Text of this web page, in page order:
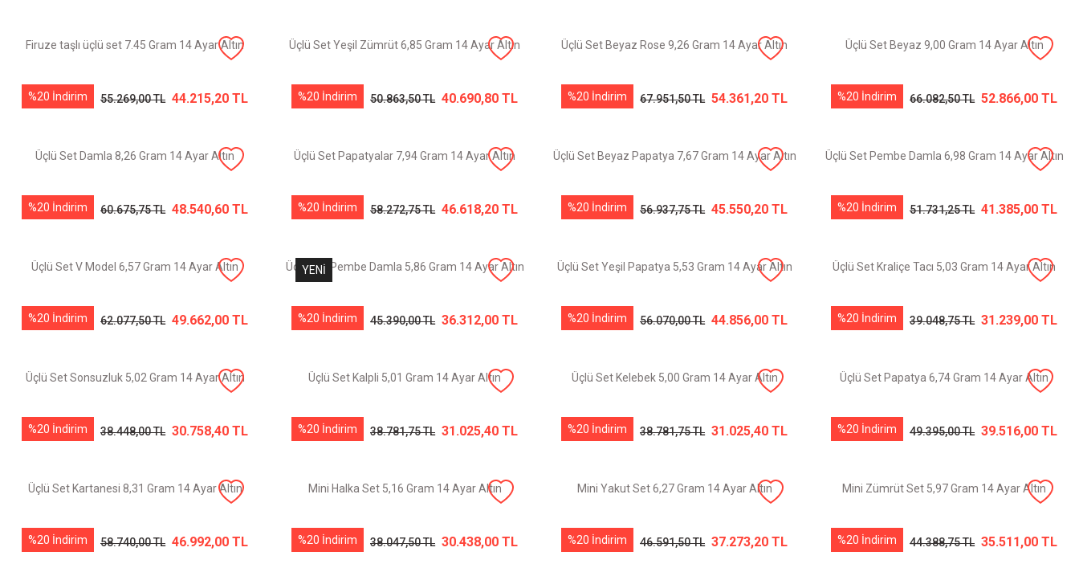
Firuze taşlı üçlü set 7.45 Gram 14 Ayar Altın
%20 İndirim 55.269,00 TL 44.215,20 TL
Üçlü Set Yeşil Zümrüt 6,85 Gram 14 Ayar Altın
%20 İndirim 50.863,50 TL 40.690,80 TL
Üçlü Set Beyaz Rose 9,26 Gram 14 Ayar Altın
%20 İndirim 67.951,50 TL 54.361,20 TL
Üçlü Set Beyaz 9,00 Gram 14 Ayar Altın
%20 İndirim 66.082,50 TL 52.866,00 TL
Üçlü Set Damla 8,26 Gram 14 Ayar Altın
%20 İndirim 60.675,75 TL 48.540,60 TL
Üçlü Set Papatyalar 7,94 Gram 14 Ayar Altın
%20 İndirim 58.272,75 TL 46.618,20 TL
Üçlü Set Beyaz Papatya 7,67 Gram 14 Ayar Altın
%20 İndirim 56.937,75 TL 45.550,20 TL
Üçlü Set Pembe Damla 6,98 Gram 14 Ayar Altın
%20 İndirim 51.731,25 TL 41.385,00 TL
Üçlü Set V Model 6,57 Gram 14 Ayar Altın
%20 İndirim 62.077,50 TL 49.662,00 TL
YENİ
Üçlü Set Pembe Damla 5,86 Gram 14 Ayar Altın
%20 İndirim 45.390,00 TL 36.312,00 TL
Üçlü Set Yeşil Papatya 5,53 Gram 14 Ayar Altın
%20 İndirim 56.070,00 TL 44.856,00 TL
Üçlü Set Kraliçe Tacı 5,03 Gram 14 Ayar Altın
%20 İndirim 39.048,75 TL 31.239,00 TL
Üçlü Set Sonsuzluk 5,02 Gram 14 Ayar Altın
%20 İndirim 38.448,00 TL 30.758,40 TL
Üçlü Set Kalpli 5,01 Gram 14 Ayar Altın
%20 İndirim 38.781,75 TL 31.025,40 TL
Üçlü Set Kelebek 5,00 Gram 14 Ayar Altın
%20 İndirim 38.781,75 TL 31.025,40 TL
Üçlü Set Papatya 6,74 Gram 14 Ayar Altın
%20 İndirim 49.395,00 TL 39.516,00 TL
Üçlü Set Kartanesi 8,31 Gram 14 Ayar Altın
%20 İndirim 58.740,00 TL 46.992,00 TL
Mini Halka Set 5,16 Gram 14 Ayar Altın
%20 İndirim 38.047,50 TL 30.438,00 TL
Mini Yakut Set 6,27 Gram 14 Ayar Altın
%20 İndirim 46.591,50 TL 37.273,20 TL
Mini Zümrüt Set 5,97 Gram 14 Ayar Altın
%20 İndirim 44.388,75 TL 35.511,00 TL